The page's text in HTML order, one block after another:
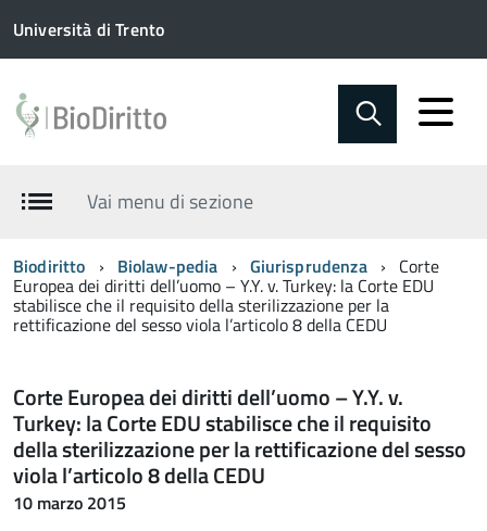
Università di Trento
Vai menu di sezione
Biodiritto Biolaw-pedia Giurisprudenza Corte
Europea dei diritti dell’uomo – Y.Y. v. Turkey: la Corte EDU
stabilisce che il requisito della sterilizzazione per la
rettificazione del sesso viola l’articolo 8 della CEDU
Corte Europea dei diritti dell’uomo – Y.Y. v.
Turkey: la Corte EDU stabilisce che il requisito
della sterilizzazione per la rettificazione del sesso
viola l’articolo 8 della CEDU
10 marzo 2015